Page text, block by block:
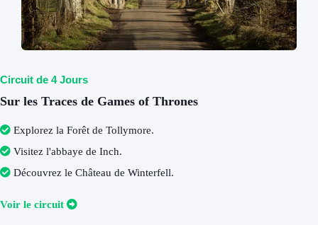
Circuit de 4 Jours
Sur les Traces de Games of Thrones
Explorez la Forêt de Tollymore.
Visitez l'abbaye de Inch.
Découvrez le Château de Winterfell.
Voir le circuit